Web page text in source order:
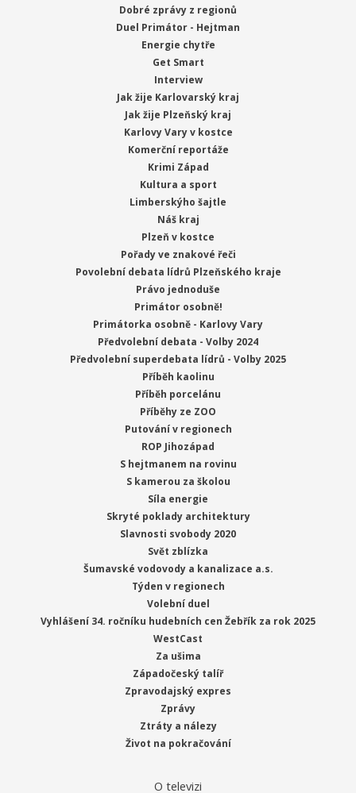
Dobré zprávy z regionů
Duel Primátor - Hejtman
Energie chytře
Get Smart
Interview
Jak žije Karlovarský kraj
Jak žije Plzeňský kraj
Karlovy Vary v kostce
Komerční reportáže
Krimi Západ
Kultura a sport
Limberskýho šajtle
Náš kraj
Plzeň v kostce
Pořady ve znakové řeči
Povolební debata lídrů Plzeňského kraje
Právo jednoduše
Primátor osobně!
Primátorka osobně - Karlovy Vary
Předvolební debata - Volby 2024
Předvolební superdebata lídrů - Volby 2025
Příběh kaolinu
Příběh porcelánu
Příběhy ze ZOO
Putování v regionech
ROP Jihozápad
S hejtmanem na rovinu
S kamerou za školou
Síla energie
Skryté poklady architektury
Slavnosti svobody 2020
Svět zblízka
Šumavské vodovody a kanalizace a.s.
Týden v regionech
Volební duel
Vyhlášení 34. ročníku hudebních cen Žebřík za rok 2025
WestCast
Za ušima
Západočeský talíř
Zpravodajský expres
Zprávy
Ztráty a nálezy
Život na pokračování
O televizi